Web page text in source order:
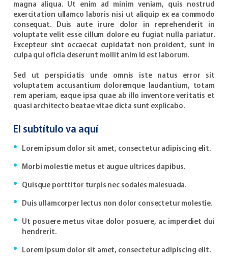
magna aliqua. Ut enim ad minim veniam, quis nostrud
exercitation ullamco laboris nisi ut aliquip ex ea commodo
consequat. Duis aute irure dolor in reprehenderit in
voluptate velit esse cillum dolore eu fugiat nulla pariatur.
Excepteur sint occaecat cupidatat non proident, sunt in
culpa qui oficia deserunt mollit anim id est laborum.
Sed ut perspiciatis unde omnis iste natus error sit
voluptatem accusantium doloremque laudantium, totam
rem aperiam, eaque ipsa quae ab illo inventore veritatis et
quasi architecto beatae vitae dicta sunt explicabo.
El subtítulo va aquí
Lorem ipsum dolor sit amet, consectetur adipiscing elit.
Morbi molestie metus et augue ultrices dapibus.
Quisque porttitor turpis nec sodales malesuada.
Duis ullamcorper lectus non dolor consectetur molestie.
Ut posuere metus vitae dolor posuere, ac imperdiet dui
hendrerit.
Lorem ipsum dolor sit amet, consectetur adipiscing elit.